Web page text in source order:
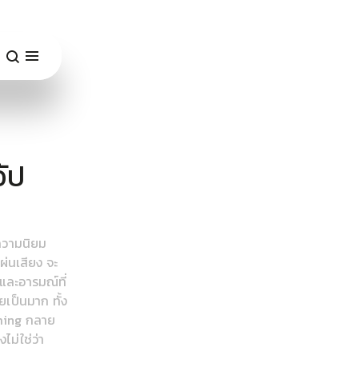
ามนิยม
นเสียง จะ
ละอารมณ์ที่
ป็นมาก ทั้ง
กลาย
ม่ใช่ว่า